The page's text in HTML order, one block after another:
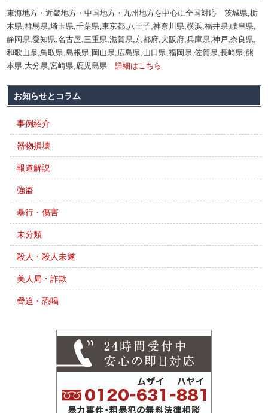
東海地方・近畿地方・中国地方・九州地方を中心に全国対応 茨城県,栃
木県,群馬県,埼玉県,千葉県,東京都,八王子,神奈川県,横浜,福井県,岐阜県,
静岡県,愛知県,名古屋,三重県,滋賀県,京都府,大阪府,兵庫県,神戸,奈良県,
和歌山県,鳥取県,島根県,岡山県,広島県,山口県,福岡県,佐賀県,長崎県,熊
本県,大分県,宮崎県,鹿児島県詳細はこちら
お知らせとコラム
事例紹介
器物損壊
報道解説
強盗
暴行・傷害
未分類
殺人・殺人未遂
美人局・詐欺
脅迫・恐喝